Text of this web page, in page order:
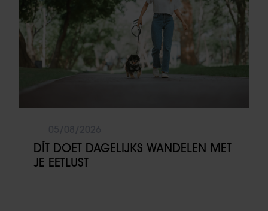
DÍT DOET DAGELIJKS WANDELEN MET
JE EETLUST